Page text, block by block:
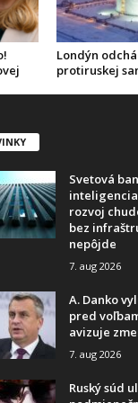
Londýn
protiruskej
Svetová
rozvoj
bez
nepôjde
7. aug 2026
A. Danko
pred
avizuje
7. aug 2026
Ruský súd